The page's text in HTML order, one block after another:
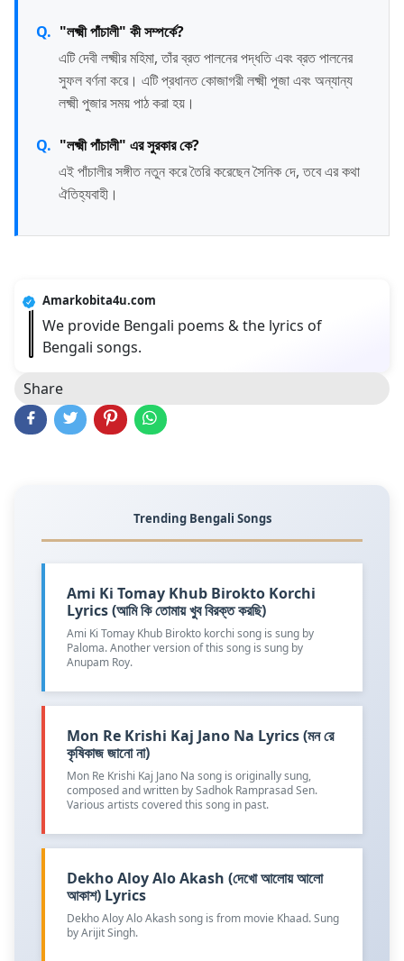
"লক্ষ্মী পাঁচালী" কী সম্পর্কে?
এটি দেবী লক্ষ্মীর মহিমা, তাঁর ব্রত পালনের পদ্ধতি এবং ব্রত পালনের
সুফল বর্ণনা করে। এটি প্রধানত কোজাগরী লক্ষ্মী পূজা এবং অন্যান্য
লক্ষ্মী পুজার সময় পাঠ করা হয়।
"লক্ষ্মী পাঁচালী" এর সুরকার কে?
এই পাঁচালীর সঙ্গীত নতুন করে তৈরি করেছেন সৈনিক দে, তবে এর কথা
ঐতিহ্যবাহী।
Amarkobita4u.com
We provide Bengali poems & the lyrics of
Bengali songs.
Share
Trending Bengali Songs
Ami Ki Tomay Khub Birokto Korchi
Lyrics (আমি কি তোমায় খুব বিরক্ত করছি)
Ami Ki Tomay Khub Birokto korchi song is sung by
Paloma. Another version of this song is sung by
Anupam Roy.
Mon Re Krishi Kaj Jano Na Lyrics (মন রে
কৃষিকাজ জানো না)
Mon Re Krishi Kaj Jano Na song is originally sung,
composed and written by Sadhok Ramprasad Sen.
Various artists covered this song in past.
Dekho Aloy Alo Akash (দেখো আলোয় আলো
আকাশ) Lyrics
Dekho Aloy Alo Akash song is from movie Khaad. Sung
by Arijit Singh.